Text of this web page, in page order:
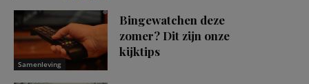
Samenleving
Bingewatchen deze
zomer? Dit zijn onze
kijktips